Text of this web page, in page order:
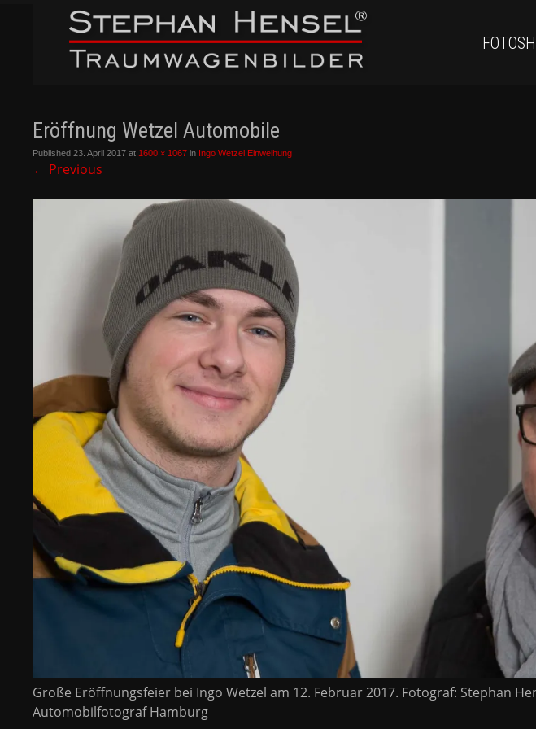
Eröffnung Wetzel Automobile
Published23. April 2017 at 1600 × 1067 in Ingo Wetzel Einweihung
← Previous
Große Eröffnungsfeier bei Ingo Wetzel am 12. Februar 2017. Fotograf: Stephan
Automobilfotograf Hamburg